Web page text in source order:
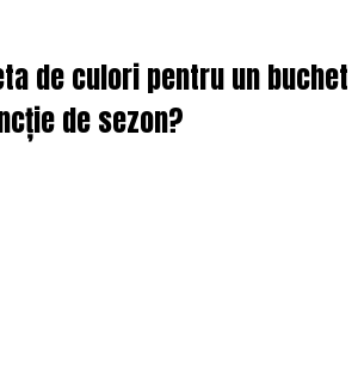
de culori pentru un buchet
de sezon?